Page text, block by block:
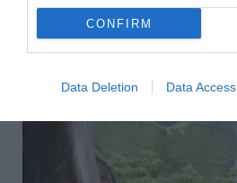
CONFIRM
Data Deletion Data Access
διαβάστε ακόμη